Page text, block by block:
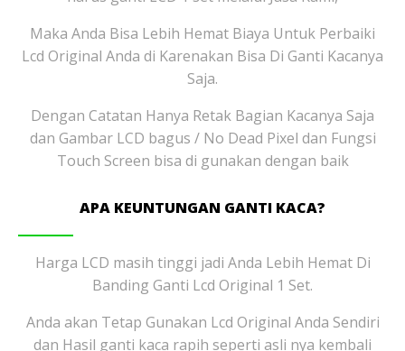
Maka Anda Bisa Lebih Hemat Biaya Untuk Perbaiki
Lcd Original Anda di Karenakan Bisa Di Ganti Kacanya
Saja.
Dengan Catatan Hanya Retak Bagian Kacanya Saja
dan Gambar LCD bagus / No Dead Pixel dan Fungsi
Touch Screen bisa di gunakan dengan baik
APA KEUNTUNGAN GANTI KACA?
Harga LCD masih tinggi jadi Anda Lebih Hemat Di
Banding Ganti Lcd Original 1 Set.
Anda akan Tetap Gunakan Lcd Original Anda Sendiri
dan Hasil ganti kaca rapih seperti asli nya kembali